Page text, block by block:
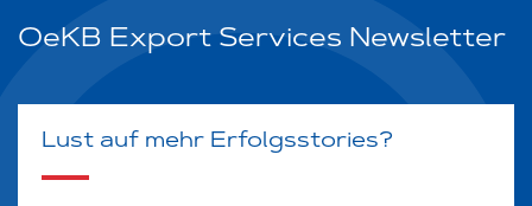
OeKB Export Services Newsletter
Lust auf mehr Erfolgsstories?